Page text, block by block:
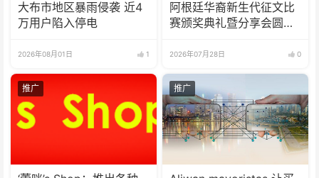
大布市地区暴雨侵袭 近4
万用户陷入停电
2026年08月01日 1
阿根廷华裔新生代征文比
赛颁奖典礼暨分享会圆满
2026年07月28日 0
推广 推广